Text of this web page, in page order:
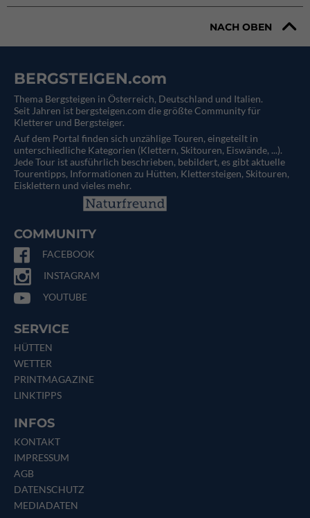
NACH OBEN
BERGSTEIGEN.com
Thema Bergsteigen in Österreich, Deutschland und Italien.
Seit Jahren ist bergsteigen.com die größte Community für
Kletterer und Bergsteiger.
Auf dem Portal finden sich unzählige Touren, eingeteilt in
unterschiedliche Kategorien (Klettern, Skitouren, Eiswände, ...).
Jede Tour ist ausführlich beschrieben, bebildert, es gibt aktuelle
Tourentipps, Informationen zu Hütten, Klettersteigen, Skitouren,
Eisklettern und vieles mehr.
COMMUNITY
FACEBOOK
INSTAGRAM
YOUTUBE
SERVICE
HÜTTEN
WETTER
PRINTMAGAZINE
LINKTIPPS
INFOS
KONTAKT
IMPRESSUM
AGB
DATENSCHUTZ
MEDIADATEN